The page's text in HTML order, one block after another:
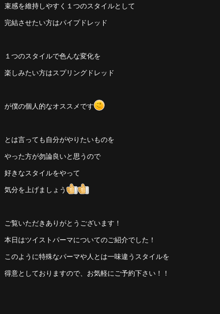
束感を維持しやすく１つのスタイルとして
完結させたい方はパイプドレッド
１つのスタイルで色んな変化を
楽しみたい方はスプリングドレッド
が僕の個人的なオススメです
とは言っても自分がやりたいものを
やった方が勿論良いと思うので
好きなスタイルをやって
気分を上げましょう
ご覧いただきありがとうございます！
本日はツイストパーマについてのご紹介でした！
このように特殊なパーマや人とは一味違うスタイルを
得意としておりますので、お気軽にご予約下さい！！